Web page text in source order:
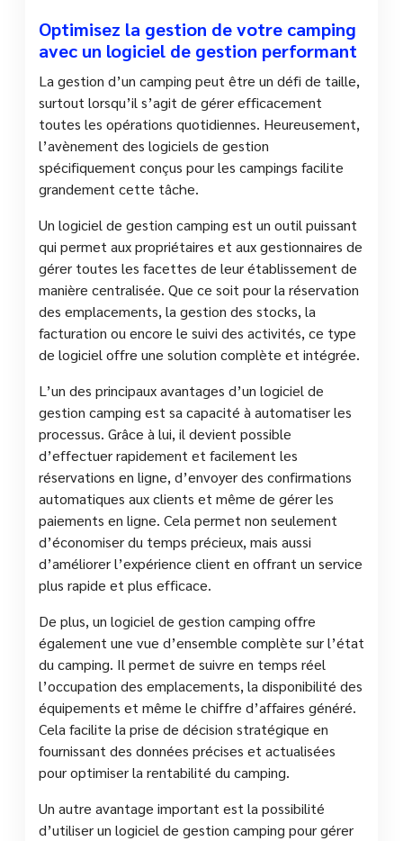
Optimisez la gestion de votre camping
avec un logiciel de gestion performant
La gestion d’un camping peut être un défi de taille,
surtout lorsqu’il s’agit de gérer efficacement
toutes les opérations quotidiennes. Heureusement,
l’avènement des logiciels de gestion
spécifiquement conçus pour les campings facilite
grandement cette tâche.
Un logiciel de gestion camping est un outil puissant
qui permet aux propriétaires et aux gestionnaires de
gérer toutes les facettes de leur établissement de
manière centralisée. Que ce soit pour la réservation
des emplacements, la gestion des stocks, la
facturation ou encore le suivi des activités, ce type
de logiciel offre une solution complète et intégrée.
L’un des principaux avantages d’un logiciel de
gestion camping est sa capacité à automatiser les
processus. Grâce à lui, il devient possible
d’effectuer rapidement et facilement les
réservations en ligne, d’envoyer des confirmations
automatiques aux clients et même de gérer les
paiements en ligne. Cela permet non seulement
d’économiser du temps précieux, mais aussi
d’améliorer l’expérience client en offrant un service
plus rapide et plus efficace.
De plus, un logiciel de gestion camping offre
également une vue d’ensemble complète sur l’état
du camping. Il permet de suivre en temps réel
l’occupation des emplacements, la disponibilité des
équipements et même le chiffre d’affaires généré.
Cela facilite la prise de décision stratégique en
fournissant des données précises et actualisées
pour optimiser la rentabilité du camping.
Un autre avantage important est la possibilité
d’utiliser un logiciel de gestion camping pour gérer